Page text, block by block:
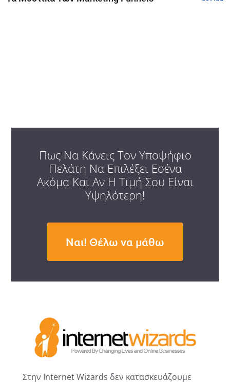
Πως Να Κάνεις Τον Υποψήφιο
Πελάτη Να Επιλέξει Εσένα
Ακόμα Και Αν Η Τιμή Σου Είναι
Υψηλότερη!
Ναι! Θέλω να μάθω
Στην Internet Wizards δεν κατασκευάζουμε